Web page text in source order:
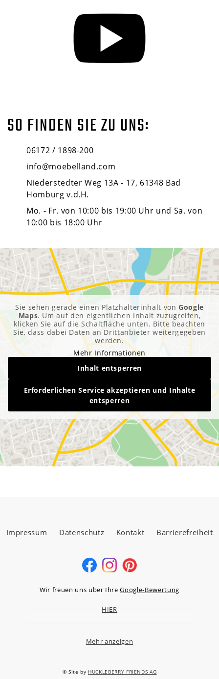
SO FINDEN SIE ZU UNS:
06172 / 1898-200
info@moebelland.com
Niederstedter Weg 13A - 17, 61348 Bad
Homburg v.d.H.
Mo. - Fr. von 10:00 bis 19:00 Uhr und Sa. von
10:00 bis 18:00 Uhr
Sie sehen gerade einen Platzhalterinhalt vonGoogle
Maps. Um auf den eigentlichen Inhalt zuzugreifen,
klicken Sie auf die Schaltfläche unten. Bitte beachten
Sie, dass dabei Daten an Drittanbieter weitergegeben
werden.
Mehr Informationen
Inhalt entsperren
Erforderlichen Service akzeptieren und Inhalte
entsperren
Impressum Datenschutz Kontakt Barrierefreiheit
Wir freuen uns über IhreGoogle-Bewertung
HIER
Niederstedter Weg 13A – 17, 61348 Bad Homburg v.d.H.
Mehr anzeigen
© Site by HUCKLEBERRY FRIENDS AG